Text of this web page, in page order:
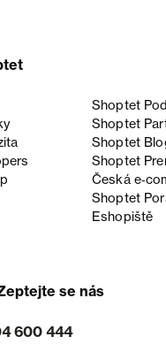
Shoptet
Shoptet
Shoptet
Shoptet
Česká
Shoptet
Eshopiště
se nás
600 444